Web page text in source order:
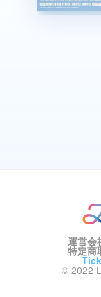
運営会
特定商
© 2022